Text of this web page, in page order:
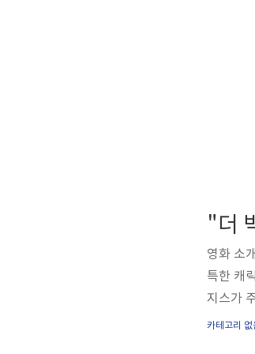
영화 소
특한 캐
지스가
건들을
카테고리 없